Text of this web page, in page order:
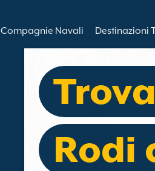
Compagnie Navali Destinazioni
Rodi